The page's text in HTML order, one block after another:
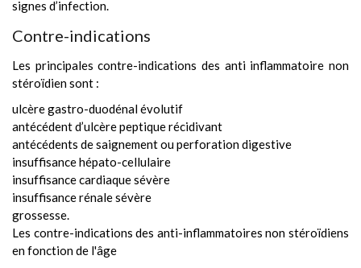
signes d’infection.
Contre-indications
Les principales contre-indications des anti inflammatoire non
stéroïdien sont :
ulcère gastro-duodénal évolutif
antécédent d’ulcère peptique récidivant
antécédents de saignement ou perforation digestive
insuffisance hépato-cellulaire
insuffisance cardiaque sévère
insuffisance rénale sévère
grossesse.
Les contre-indications des anti-inflammatoires non stéroïdiens
en fonction de l'âge